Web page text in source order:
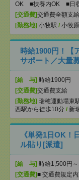
OK ■扶養内OK ■日
[交通費]交通費全額支給
[勤務地] 小牧駅 / 小牧
時給1900円！【
サポート／大量
[給 与] 時給1900円
[交通費]交通費支給
[勤務地] 瑞穂運動場東
西駅から徒歩10分 / 新
《単発1日OK！
ル貼り[派遣]
[給 与] 時給1,500円
[交通費]■ 交通費規定